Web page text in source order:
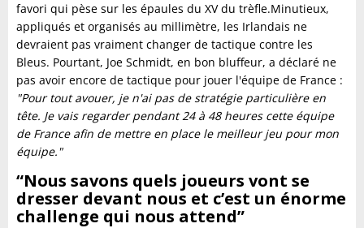
favori qui pèse sur les épaules du XV du trèfle.Minutieux,
appliqués et organisés au millimètre, les Irlandais ne
devraient pas vraiment changer de tactique contre les
Bleus. Pourtant, Joe Schmidt, en bon bluffeur, a déclaré ne
pas avoir encore de tactique pour jouer l'équipe de France :
"Pour tout avouer, je n'ai pas de stratégie particulière en
tête. Je vais regarder pendant 24 à 48 heures cette équipe
de France afin de mettre en place le meilleur jeu pour mon
équipe."
“Nous savons quels joueurs vont se
dresser devant nous et c’est un énorme
challenge qui nous attend”